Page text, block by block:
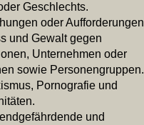
Geschlechts.
oder Aufforderungen
und Gewalt gegen
Unternehmen oder
sowie Personengruppen.
Pornografie und
und